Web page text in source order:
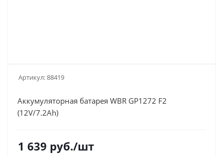
Артикул:88419
Аккумуляторная батарея WBR GP1272 F2
(12V/7.2Ah)
1 639 руб./шт